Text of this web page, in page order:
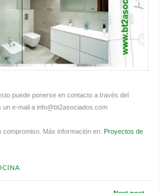
puede ponerse en contacto a través del
e-mail a info@bt2asociados.com
Más información en: Proyectos de